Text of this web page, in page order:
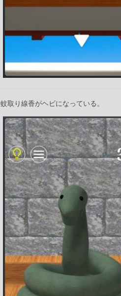
蚊取り線香がヘビになっている。